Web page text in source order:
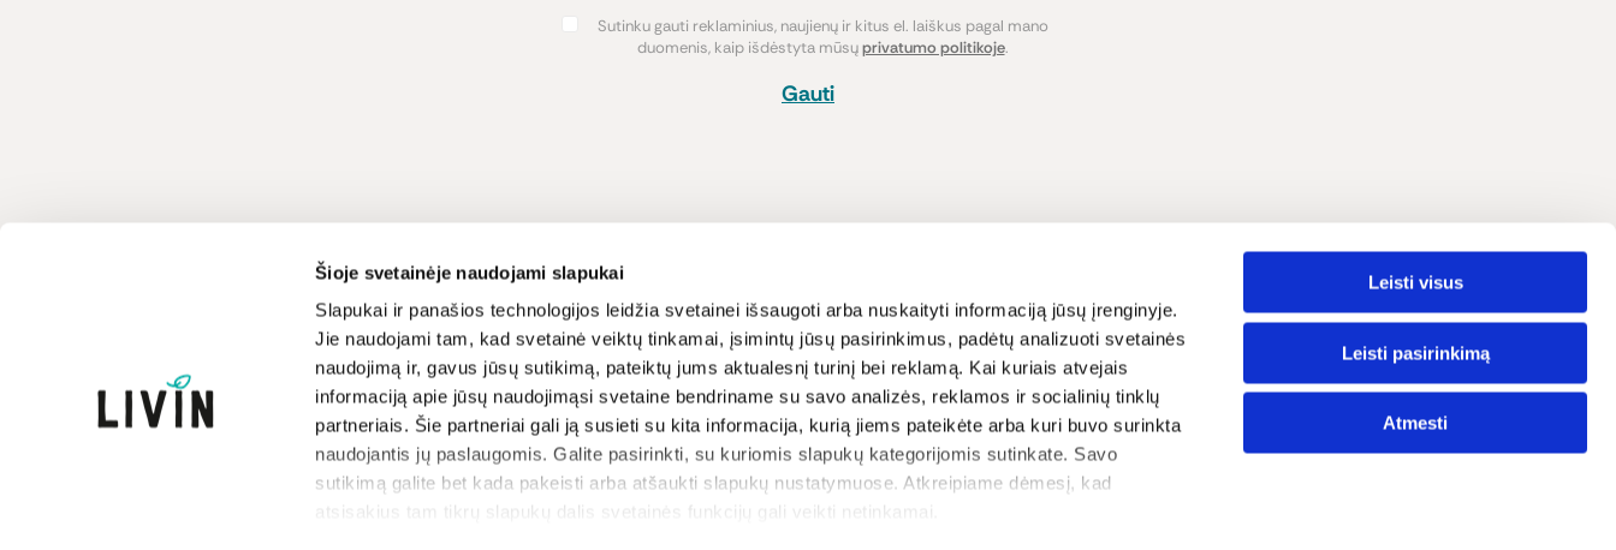
Šioje svetainėje naudojami slapukai
Slapukai ir panašios technologijos leidžia svetainei išsaugoti arba nuskaityti informaciją jūsų įrenginyje.
Jie naudojami tam, kad svetainė veiktų tinkamai, įsimintų jūsų pasirinkimus, padėtų analizuoti svetainės
naudojimą ir, gavus jūsų sutikimą, pateiktų jums aktualesnį turinį bei reklamą. Kai kuriais atvejais
informaciją apie jūsų naudojimąsi svetaine bendriname su savo analizės, reklamos ir socialinių tinklų
partneriais. Šie partneriai gali ją susieti su kita informacija, kurią jiems pateikėte arba kuri buvo surinkta
naudojantis jų paslaugomis. Galite pasirinkti, su kuriomis slapukų kategorijomis sutinkate. Savo
sutikimą galite bet kada pakeisti arba atšaukti slapukų nustatymuose. Atkreipiame dėmesį, kad
atsisakius tam tikrų slapukų dalis svetainės funkcijų gali veikti netinkamai.
Leisti visus
Leisti pasirinkimą
Atmesti
Sutinku gauti reklaminius, naujienų ir kitus el. laiškus pagal mano
duomenis, kaip išdėstyta mūsųprivatumo politikoje.
Gauti
Atsakome darbo dienomis
8-17 val.
LIVIN
Apie mus
Kontaktai
Parduotuvės
Prekių ženklai
Paramos iniciatyva
Dovanų kuponai
Atsiskaitymo būdai
Pristatymas
Prekių grąžinimas
Lojalumo programa
Naujienos ir straipsniai
Receptai
Sąlygos ir nuostatos
Privatumo politika
Lietuvių